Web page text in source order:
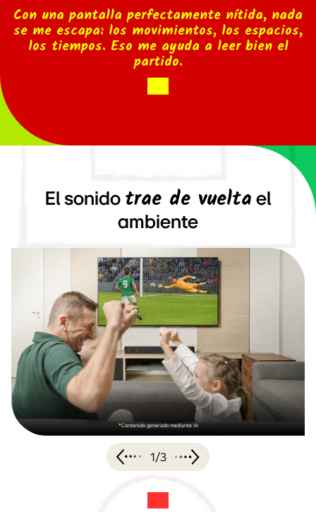
2025
Con una pantalla perfectamente nítida, nada
se me escapa: los movimientos, los espacios,
los tiempos. Eso me ayuda a leer bien el
partido.
El sonido trae de vuelta el
ambiente
*Contenido generado mediante IA
1/3